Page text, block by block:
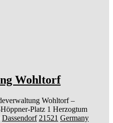
Wohltorf
Wohltorf –
Platz 1 Herzogtum
Dassendorf 21521 Germany